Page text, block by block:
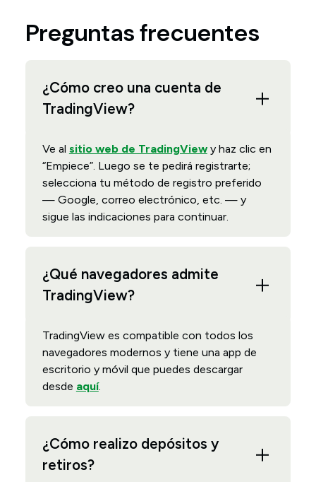
Preguntas frecuentes
¿Cómo creo una cuenta de
TradingView?
Ve al sitio web de TradingViewy haz clic en
“Empiece”. Luego se te pedirá registrarte;
selecciona tu método de registro preferido
— Google, correo electrónico, etc. — y
sigue las indicaciones para continuar.
¿Qué navegadores admite
TradingView?
TradingView es compatible con todos los
navegadores modernos y tiene una app de
escritorio y móvil que puedes descargar
desde aquí.
¿Cómo realizo depósitos y
retiros?